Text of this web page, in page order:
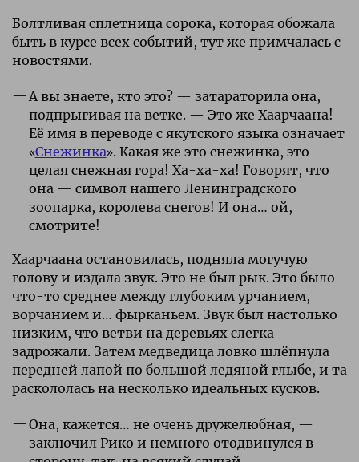
Болтливая сплетница сорока, которая обожала
быть в курсе всех событий, тут же примчалась с
новостями.
А вы знаете, кто это? — затараторила она,
подпрыгивая на ветке. — Это же Хаарчаана!
Её имя в переводе с якутского языка означает
«Снежинка». Какая же это снежинка, это
целая снежная гора! Ха-ха-ха! Говорят, что
она — символ нашего Ленинградского
зоопарка, королева снегов! И она… ой,
смотрите!
Хаарчаана остановилась, подняла могучую
голову и издала звук. Это не был рык. Это было
что-то среднее между глубоким урчанием,
ворчанием и… фырканьем. Звук был настолько
низким, что ветви на деревьях слегка
задрожали. Затем медведица ловко шлёпнула
передней лапой по большой ледяной глыбе, и та
раскололась на несколько идеальных кусков.
Она, кажется… не очень дружелюбная, —
заключил Рико и немного отодвинулся в